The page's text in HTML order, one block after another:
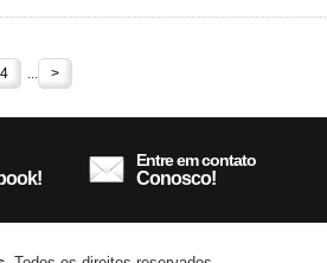
4 ... >
Entre em contato
Conosco!